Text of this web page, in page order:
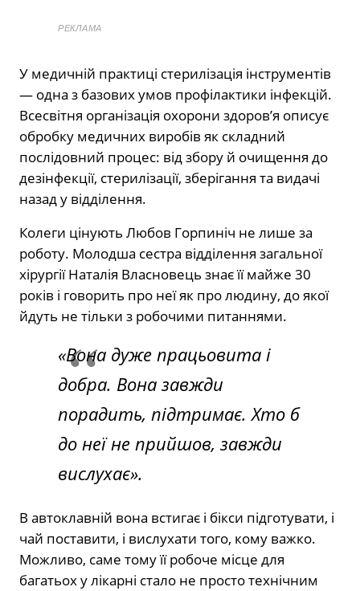
РЕКЛАМА
У медичній практиці стерилізація інструментів
— одна з базових умов профілактики інфекцій.
Всесвітня організація охорони здоров’я описує
обробку медичних виробів як складний
послідовний процес: від збору й очищення до
дезінфекції, стерилізації, зберігання та видачі
назад у відділення.
Колеги цінують Любов Горпиніч не лише за
роботу. Молодша сестра відділення загальної
хірургії Наталія Власновець знає її майже 30
років і говорить про неї як про людину, до якої
йдуть не тільки з робочими питаннями.
«Вона дуже працьовита і
добра. Вона завжди
порадить, підтримає. Хто б
до неї не прийшов, завжди
вислухає».
В автоклавній вона встигає і бікси підготувати, і
чай поставити, і вислухати того, кому важко.
Можливо, саме тому її робоче місце для
багатьох у лікарні стало не просто технічним